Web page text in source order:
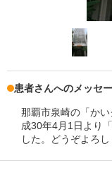
患者さんへのメッセ
那覇市泉崎の「か
成30年4月1日より
した。どうぞよろし